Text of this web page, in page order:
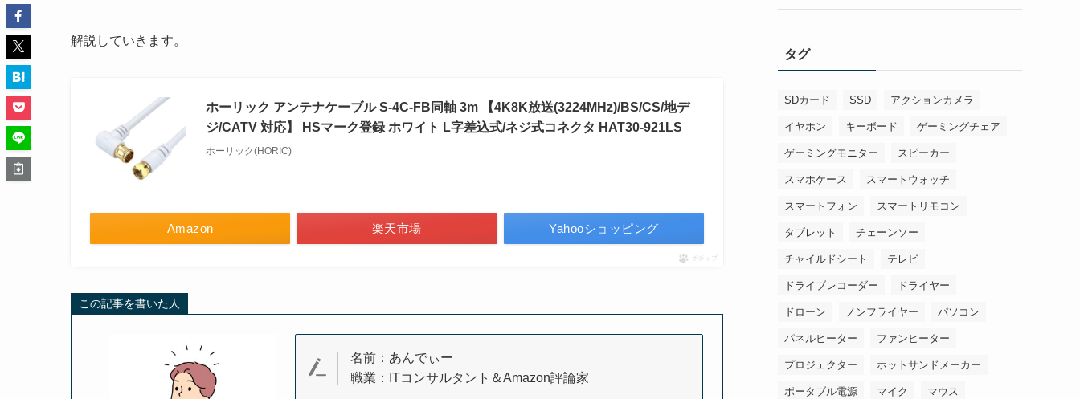
解説していきます。
ホーリック アンテナケーブル S-4C-FB同軸 3m 【4K8K放送(3224MHz)/BS/CS/地デ
ジ/CATV 対応】 HSマーク登録 ホワイト L字差込式/ネジ式コネクタ HAT30-921LS
ホーリック(HORIC)
Amazon 楽天市場 Yahooショッピング
ポチップ
この記事を書いた人
名前：あんでぃー
職業：ITコンサルタント＆Amazon評論家
タグ
SDカード SSD アクションカメラ
イヤホン キーボード ゲーミングチェア
ゲーミングモニター スピーカー
スマホケース スマートウォッチ
スマートフォン スマートリモコン
タブレット チェーンソー
チャイルドシート テレビ
ドライブレコーダー ドライヤー
ドローン ノンフライヤー パソコン
パネルヒーター ファンヒーター
プロジェクター ホットサンドメーカー
ポータブル電源 マイク マウス